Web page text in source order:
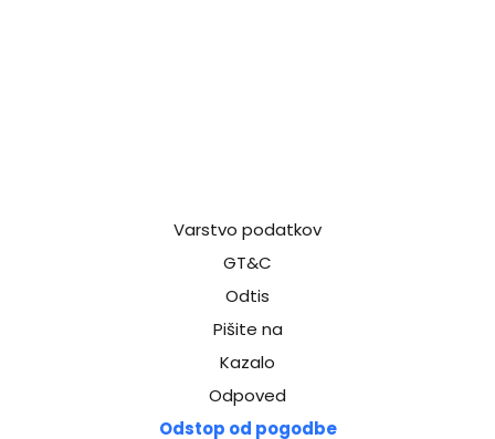
Varstvo podatkov
GT&C
Odtis
Pišite na
Kazalo
Odpoved
Odstop od pogodbe